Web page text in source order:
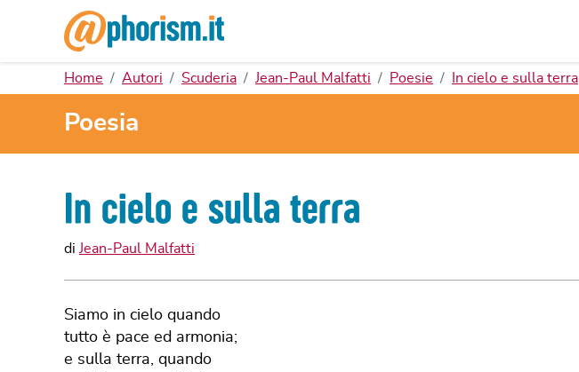
Home Autori Scuderia Jean-Paul Malfatti Poesie In cielo e sulla terra
Poesia
In cielo e sulla terra
di Jean-Paul Malfatti
Siamo in cielo quando
tutto è pace ed armonia;
e sulla terra, quando